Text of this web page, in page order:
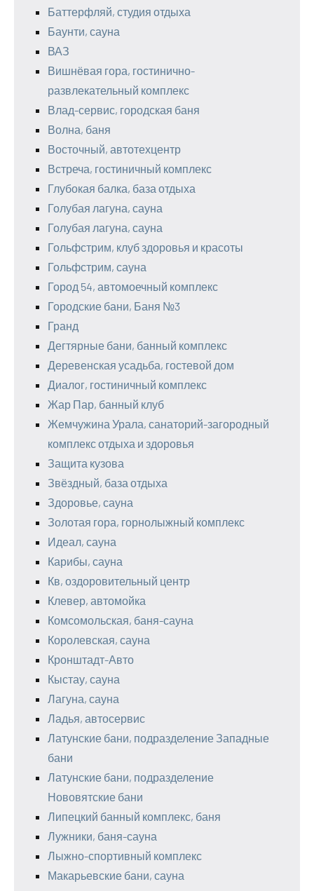
Баттерфляй, студия отдыха
Баунти, сауна
ВАЗ
Вишнёвая гора, гостинично-
развлекательный комплекс
Влад-сервис, городская баня
Волна, баня
Восточный, автотехцентр
Встреча, гостиничный комплекс
Глубокая балка, база отдыха
Голубая лагуна, сауна
Голубая лагуна, сауна
Гольфстрим, клуб здоровья и красоты
Гольфстрим, сауна
Город 54, автомоечный комплекс
Городские бани, Баня №3
Гранд
Дегтярные бани, банный комплекс
Деревенская усадьба, гостевой дом
Диалог, гостиничный комплекс
Жар Пар, банный клуб
Жемчужина Урала, санаторий-загородный
комплекс отдыха и здоровья
Защита кузова
Звёздный, база отдыха
Здоровье, сауна
Золотая гора, горнолыжный комплекс
Идеал, сауна
Карибы, сауна
Кв, оздоровительный центр
Клевер, автомойка
Комсомольская, баня-сауна
Королевская, сауна
Кронштадт-Авто
Кыстау, сауна
Лагуна, сауна
Ладья, автосервис
Латунские бани, подразделение Западные
бани
Латунские бани, подразделение
Нововятские бани
Липецкий банный комплекс, баня
Лужники, баня-сауна
Лыжно-спортивный комплекс
Макарьевские бани, сауна